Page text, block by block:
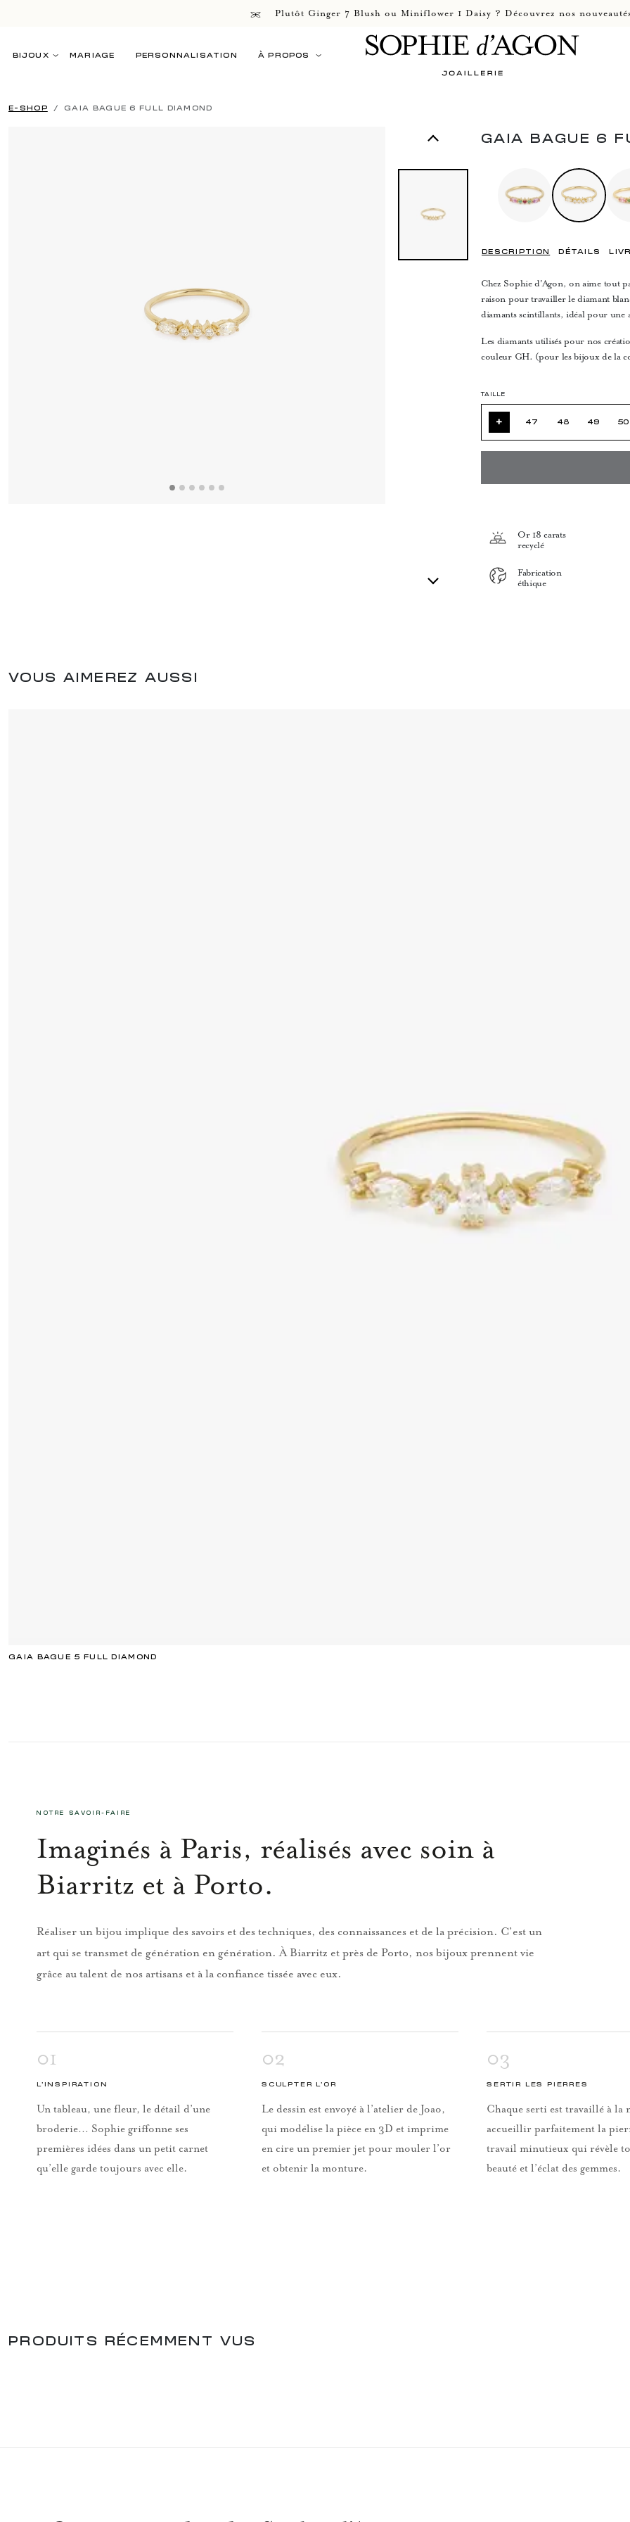
Plutôt Ginger 7 Blush ou Miniflower 1 Daisy ? Découvrez nos
BIJOUX MARIAGE PERSONNALISATION À PROPOS
E-SHOP GAIA BAGUE 6 FULL DIAMOND
GAIA BAGUE 6
DESCRIPTION DÉTAILS
Chez Sophie d'Agon, on aime tout
raison pour travailler le diamant
diamants scintillants, idéal pour une
Les diamants utilisés pour nos
couleur GH. (pour les bijoux de la
TAILLE
+ 47 48 49 50
Or 18 carats
recyclé
Fabrication
éthique
VOUS AIMEREZ AUSSI
GAIA BAGUE 5 FULL DIAMOND
NOTRE SAVOIR-FAIRE
Imaginés à Paris, réalisés avec soin à
Biarritz et à Porto.
Réaliser un bijou implique des savoirs et des techniques, des connaissances et de la précision. C’est un
art qui se transmet de génération en génération. À Biarritz et près de Porto, nos bijoux prennent vie
grâce au talent de nos artisans et à la confiance tissée avec eux.
01
L’INSPIRATION
Un tableau, une fleur, le détail d’une
broderie… Sophie griffonne ses
premières idées dans un petit carnet
qu’elle garde toujours avec elle.
02
SCULPTER L’OR
Le dessin est envoyé à l’atelier de Joao,
qui modélise la pièce en 3D et imprime
en cire un premier jet pour mouler l’or
et obtenir la monture.
03
SERTIR LES PIERRES
Chaque serti est travaillé à la
accueillir parfaitement la
travail minutieux qui révèle
beauté et l’éclat des gemmes.
PRODUITS RÉCEMMENT VUS